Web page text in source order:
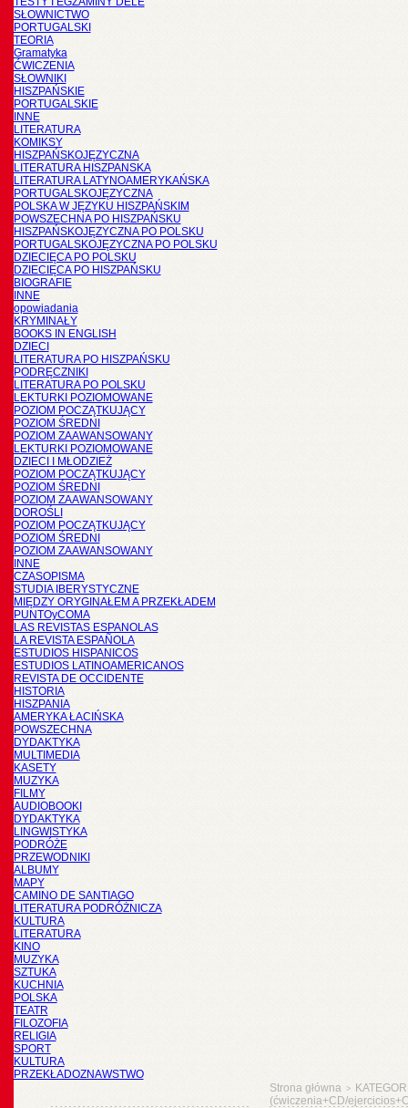
SŁOWNICTWO
PORTUGALSKI
TEORIA
Gramatyka
ĆWICZENIA
SŁOWNIKI
HISZPAŃSKIE
PORTUGALSKIE
INNE
LITERATURA
KOMIKSY
HISZPAŃSKOJĘZYCZNA
LITERATURA HISZPANSKA
LITERATURA LATYNOAMERYKAŃSKA
PORTUGALSKOJĘZYCZNA
POLSKA W JĘZYKU HISZPAŃSKIM
POWSZECHNA PO HISZPAŃSKU
HISZPAŃSKOJĘZYCZNA PO POLSKU
PORTUGALSKOJĘZYCZNA PO POLSKU
DZIECIĘCA PO POLSKU
DZIECIĘCA PO HISZPAŃSKU
BIOGRAFIE
INNE
opowiadania
KRYMINAŁY
BOOKS IN ENGLISH
DZIECI
LITERATURA PO HISZPAŃSKU
PODRĘCZNIKI
LITERATURA PO POLSKU
LEKTURKI POZIOMOWANE
POZIOM POCZĄTKUJĄCY
POZIOM ŚREDNI
POZIOM ZAAWANSOWANY
LEKTURKI POZIOMOWANE
DZIECI I MŁODZIEŻ
POZIOM POCZĄTKUJĄCY
POZIOM ŚREDNI
POZIOM ZAAWANSOWANY
DOROŚLI
POZIOM POCZĄTKUJĄCY
POZIOM ŚREDNI
POZIOM ZAAWANSOWANY
INNE
CZASOPISMA
STUDIA IBERYSTYCZNE
MIĘDZY ORYGINAŁEM A PRZEKŁADEM
PUNTOyCOMA
LAS REVISTAS ESPANOLAS
LA REVISTA ESPAÑOLA
ESTUDIOS HISPANICOS
ESTUDIOS LATINOAMERICANOS
REVISTA DE OCCIDENTE
HISTORIA
HISZPANIA
AMERYKA ŁACIŃSKA
POWSZECHNA
DYDAKTYKA
MULTIMEDIA
KASETY
MUZYKA
FILMY
AUDIOBOOKI
DYDAKTYKA
LINGWISTYKA
PODRÓŻE
PRZEWODNIKI
ALBUMY
MAPY
CAMINO DE SANTIAGO
LITERATURA PODRÓŻNICZA
KULTURA
LITERATURA
KINO
MUZYKA
SZTUKA
KUCHNIA
POLSKA
TEATR
FILOZOFIA
RELIGIA
SPORT
KULTURA
PRZEKŁADOZNAWSTWO
Strona główna >
(ćwiczenia+CD/